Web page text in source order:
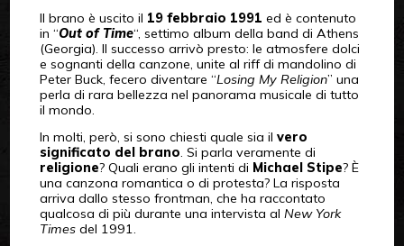
Il brano è uscito il 19 febbraio 1991 ed è contenuto
in “Out of Time“, settimo album della band di Athens
(Georgia). Il successo arrivò presto: le atmosfere dolci
e sognanti della canzone, unite al riff di mandolino di
Peter Buck, fecero diventare “Losing My Religion” una
perla di rara bellezza nel panorama musicale di tutto
il mondo.
In molti, però, si sono chiesti quale sia il vero
significato del brano. Si parla veramente di
religione? Quali erano gli intenti di Michael Stipe? È
una canzona romantica o di protesta? La risposta
arriva dallo stesso frontman, che ha raccontato
qualcosa di più durante una intervista al New York
Timesdel 1991.